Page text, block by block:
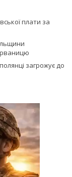
плати за
загрожує до